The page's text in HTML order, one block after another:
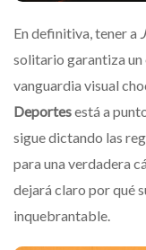
En definitiva, tener a
solitario garantiza un
vanguardia visual
Deportesestá a
sigue dictando las
para una verdadera
dejará claro por qué
inquebrantable.